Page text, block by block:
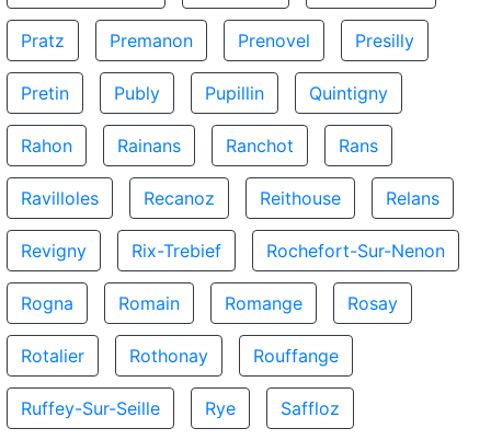
Pratz Premanon Prenovel Presilly
Pretin Publy Pupillin Quintigny
Rahon Rainans Ranchot Rans
Ravilloles Recanoz Reithouse Relans
Revigny Rix-Trebief Rochefort-Sur-Nenon
Rogna Romain Romange Rosay
Rotalier Rothonay Rouffange
Ruffey-Sur-Seille Rye Saffloz